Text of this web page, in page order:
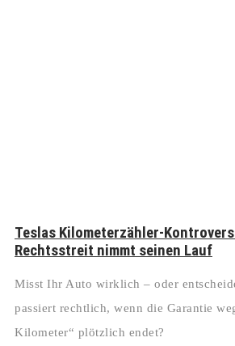
Teslas Kilometerzähler-
Rechtsstreit nimmt seinen Lauf
Misst Ihr Auto wirklich – oder
passiert rechtlich, wenn die Garantie
Kilometer“ plötzlich endet?